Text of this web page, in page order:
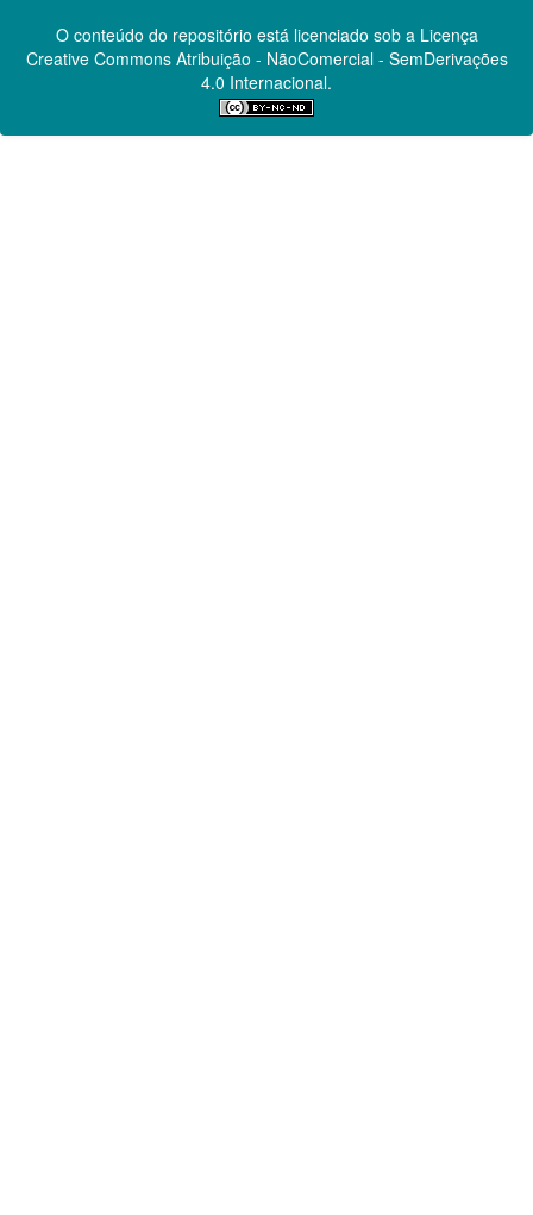
O conteúdo do repositório está licenciado sob a Licença
Creative CommonsAtribuição - NãoComercial - SemDerivações
4.0 Internacional.